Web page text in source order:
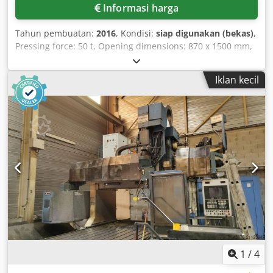
beigemischt. Er verhindert das sogenannte Blitzsetzen und
Qualitätssicherung: - Während des Mahlprozesses wird
die Feinheit, chemische Zusammensetzung und weitere
Eigenschaften kontinuierlich überwacht, um die
Einhaltung von Normen und Qualitätsstandards
sicherzustellen. 6. Klinkerkühlung: - Nach dem
Brennvorgang im Drehrohrofen wird der Klinker vor dem
Mahlvorgang abgekühlt, um eine zu hohe Erhitzung in der
Mühle zu vermeiden. Djdpfxsq Nfbhj Afhekr 7.
Entstaubung und Umweltschutz: - Entstaubungsanlagen
und Luftreinhaltungssysteme erfassen den beim
Mahlprozess entstehenden Staub und minimieren
Umwelt- und Gesundheitsrisiken. 8. Verpackung und
Lagerung: - Nach dem Schleifen wird der Zement in Silos
zwischengelagert und anschließend lose oder in Säcken
abgefüllt und ausgeliefert. Zementklinker-Schleifmühlen
sind für die Zementherstellung unverzichtbar.
Technologische Innovationen steigern fortlaufend die
Effizienz und Nachhaltigkeit dieses Prozesses. Technische
Informasi harga
Tahun pembuatan: 2016, Kondisi: siap digunakan (bekas),
Pressing force: 50 t, Opening dimensions: 870 x 1500 mm,
Bale dimensions: 1500 x 1100 x 1100 mm, Bale weight: 450
kg, Length: 1524 mm, Width: 2100 mm, Height: 3217 mm,
Weight: 1.93 t, Operating hours: 18 h. Djdpsirakgsfx Afhokr
Iklan kecil
1 /4